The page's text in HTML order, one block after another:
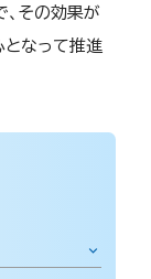
その効果が
となって推進